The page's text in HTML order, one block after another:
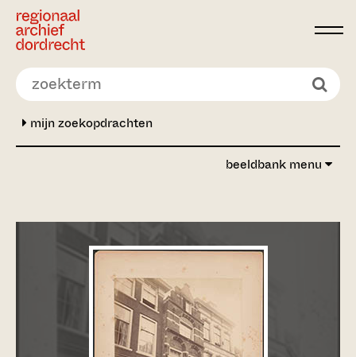
Ga direct naar de inhoud
mijn zoekopdrachten
beeldbank menu